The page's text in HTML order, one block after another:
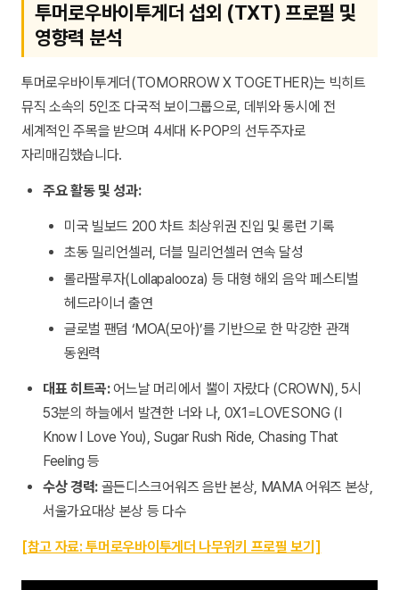
투머로우바이투게더 섭외 (TXT) 프로필 및
영향력 분석
투머로우바이투게더(TOMORROW X TOGETHER)는 빅히트
뮤직 소속의 5인조 다국적 보이그룹으로, 데뷔와 동시에 전
세계적인 주목을 받으며 4세대 K-POP의 선두주자로
자리매김했습니다.
주요 활동 및 성과:
미국 빌보드 200 차트 최상위권 진입 및 롱런 기록
초동 밀리언셀러, 더블 밀리언셀러 연속 달성
롤라팔루자(Lollapalooza) 등 대형 해외 음악 페스티벌
헤드라이너 출연
글로벌 팬덤 ‘MOA(모아)’를 기반으로 한 막강한 관객
동원력
대표 히트곡:어느날 머리에서 뿔이 자랐다 (CROWN), 5시
53분의 하늘에서 발견한 너와 나, 0X1=LOVESONG (I
Know I Love You), Sugar Rush Ride, Chasing That
Feeling 등
수상 경력: 골든디스크어워즈 음반 본상, MAMA 어워즈 본상,
서울가요대상 본상 등 다수
[참고 자료: 투머로우바이투게더 나무위키 프로필 보기]